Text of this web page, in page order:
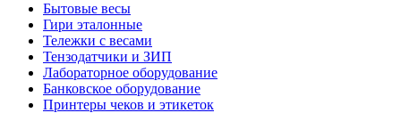
Бытовые весы
Гири эталонные
Тележки с весами
Тензодатчики и ЗИП
Лабораторное оборудование
Банковское оборудование
Принтеры чеков и этикеток